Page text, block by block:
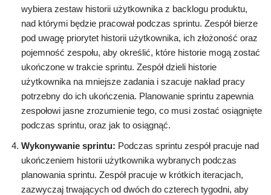
wybiera zestaw historii użytkownika z backlogu produktu,
nad którymi będzie pracował podczas sprintu. Zespół bierze
pod uwagę priorytet historii użytkownika, ich złożoność oraz
pojemność zespołu, aby określić, które historie mogą zostać
ukończone w trakcie sprintu. Zespół dzieli historie
użytkownika na mniejsze zadania i szacuje nakład pracy
potrzebny do ich ukończenia. Planowanie sprintu zapewnia
zespołowi jasne zrozumienie tego, co musi zostać osiągnięte
podczas sprintu, oraz jak to osiągnąć.
Wykonywanie sprintu: Podczas sprintu zespół pracuje nad
ukończeniem historii użytkownika wybranych podczas
planowania sprintu. Zespół pracuje w krótkich iteracjach,
zazwyczaj trwających od dwóch do czterech tygodni, aby